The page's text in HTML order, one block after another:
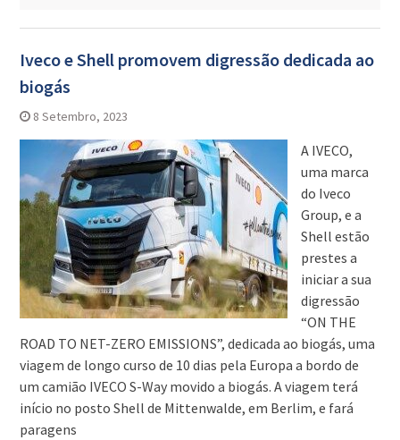
Iveco e Shell promovem digressão dedicada ao
biogás
8 Setembro, 2023
A IVECO,
uma marca
do Iveco
Group, e a
Shell estão
prestes a
iniciar a sua
digressão
“ON THE
ROAD TO NET-ZERO EMISSIONS”, dedicada ao biogás, uma
viagem de longo curso de 10 dias pela Europa a bordo de
um camião IVECO S-Way movido a biogás. A viagem terá
início no posto Shell de Mittenwalde, em Berlim, e fará
paragens